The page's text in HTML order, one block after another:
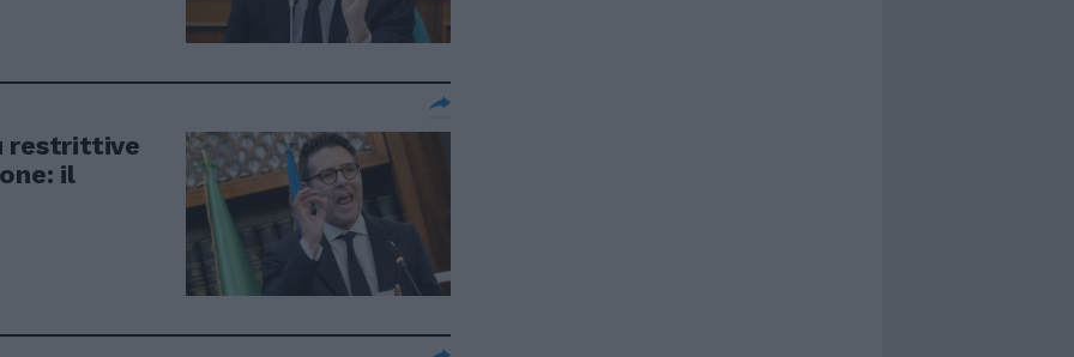
restrittive
il